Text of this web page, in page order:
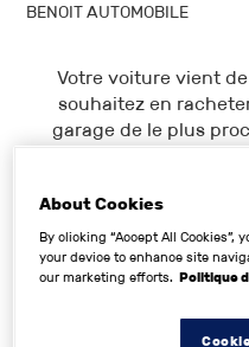
BENOIT AUTOMOBILE
Votre voiture vient
souhaitez en
garage de le plus
actuellement en
BENOIT AUTOMOBILE,
plutôt porté sur les DS,
ne serez pas déçu.
photos en détail afin
About Cookies
By clicking “Accept All Cookies”,
your device to enhance site
our marketing efforts. Politique